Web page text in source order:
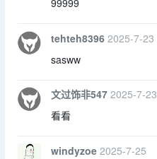
99999
tehteh8396 2025-7-23
sasww
文过饰非547 2025-7-23
看看
windyzoe 2025-7-25